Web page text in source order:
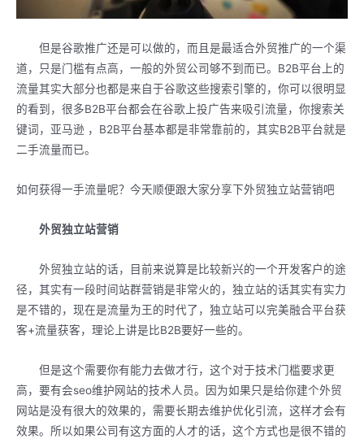
但是谷歌推广还是可以做的，而且是最适合外贸推广的一个渠
道，只是门槛有点高，一般的外贸公司够不到而已。B2B平台上的
流量其实大部分也都是来自于谷歌这些搜索引擎的，你可以很明显
的看到，很多B2B平台都会在谷歌上投广告来吸引流量，你搜索关
键词，亚马逊 ，B2B平台基本都是非常靠前的，其实B2B平台就是
二手流量而已。
如何获得一手流量呢？今天顺便跟大家分享下外贸独立站营销吧
外贸独立站营销
外贸独立站的话，目前来说算是比较新兴的一个开发客户的途
径，其实有一段时间站群营销是非常火的，独立站的话其实有实力
是不错的，现在是流量为王的时代了，独立站可以完美融合平台获
客+流量获客，理论上讲是比B2B要好一些的。
但是这个需要你有能力去做才行，这个对于技术门槛要求更
高，要有会seo维护网站的技术人员。因为如果只是给你建个外贸
网站是没有很大的效果的，需要长期去维护优化引流，这样才会有
效果。所以如果公司有这方面的人才的话，这个方式也是很不错的